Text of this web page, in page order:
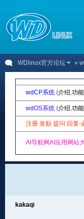
WDlinux官方论坛 »
wdCP系统 (介绍,功
wdOS系统 (介绍,功
注册 发贴 提问 回复-
AI导航网AI应用网站
kakaqi